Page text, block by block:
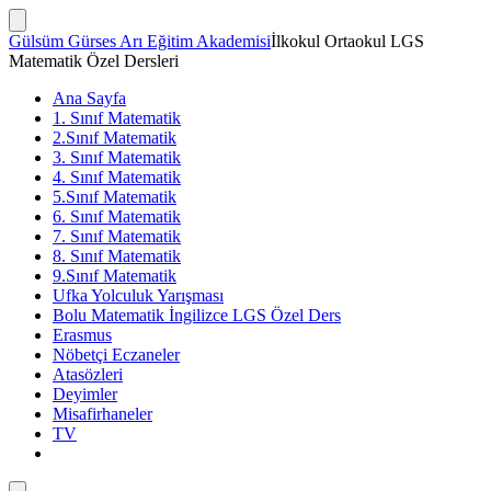
İçeriğe
atla
Arama
Çubuğunu
Göster/Gizle
Gülsüm Gürses Arı Eğitim Akademisiİlkokul Ortaokul LGS
Matematik Özel Dersleri
Ana Sayfa
1. Sınıf Matematik
2.Sınıf Matematik
3. Sınıf Matematik
4. Sınıf Matematik
5.Sınıf Matematik
6. Sınıf Matematik
7. Sınıf Matematik
8. Sınıf Matematik
9.Sınıf Matematik
Ufka Yolculuk Yarışması
Bolu Matematik İngilizce LGS Özel Ders
Erasmus
Nöbetçi Eczaneler
Atasözleri
Deyimler
Misafirhaneler
TV